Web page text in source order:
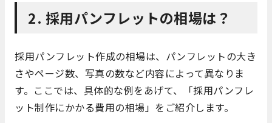
2. 採用パンフレットの相場は？
採用パンフレット作成の相場は、パンフレットの大き
さやページ数、写真の数など内容によって異なりま
す。ここでは、具体的な例をあげて、「採用パンフレ
ット制作にかかる費用の相場」をご紹介します。